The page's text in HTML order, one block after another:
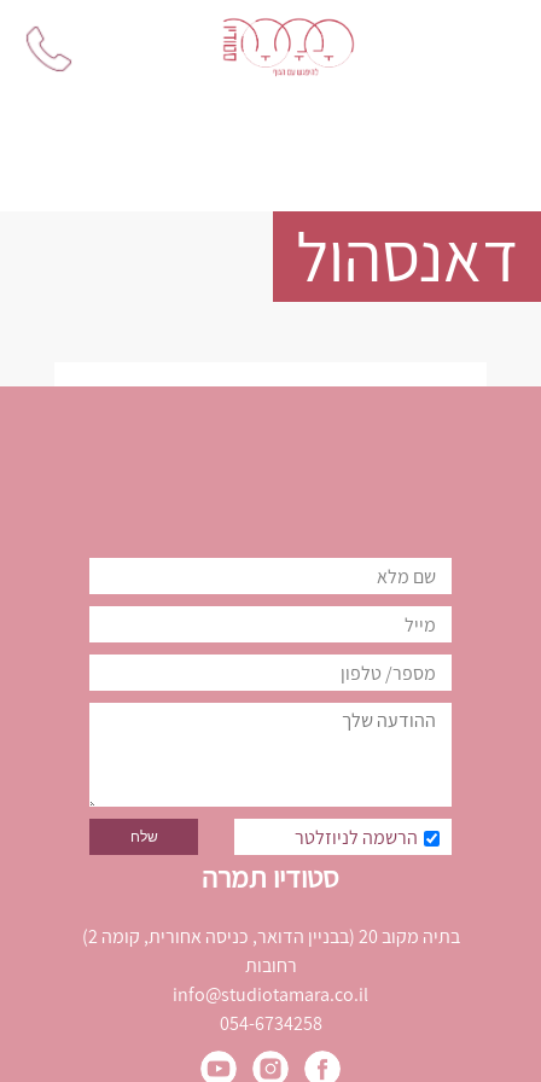
דאנסהול
הרשמה לניוזלטר
סטודיו תמרה
בתיה מקוב 20 (בבניין הדואר, כניסה אחורית, קומה 2)
רחובות
info@studiotamara.co.il
054-6734258